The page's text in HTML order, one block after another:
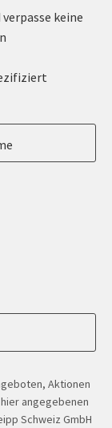
keine
Aktionen
angegebenen
Schweiz GmbH